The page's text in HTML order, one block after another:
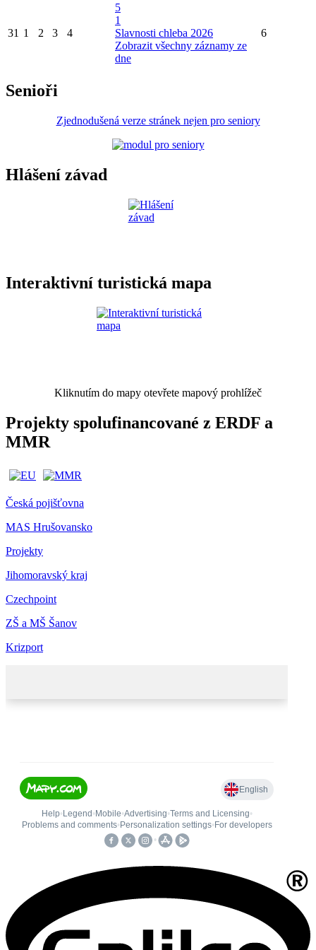
31 1 2 3 4
5
1
Slavnosti chleba 2026
Zobrazit všechny záznamy ze
dne
6
Senioři
Zjednodušená verze stránek nejen pro seniory
Hlášení závad
Interaktivní turistická mapa
Kliknutím do mapy otevřete mapový prohlížeč
Projekty spolufinancované z ERDF a
MMR
Česká pojišťovna
MAS Hrušovansko
Projekty
Jihomoravský kraj
Czechpoint
ZŠ a MŠ Šanov
Krizport